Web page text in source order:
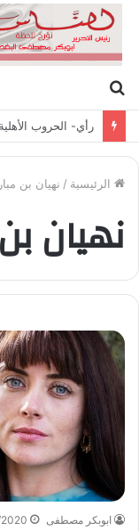
عن
رأي- الحروب
الرئيسية / نهيان بن
نهيان
ابوبكر مصطفى